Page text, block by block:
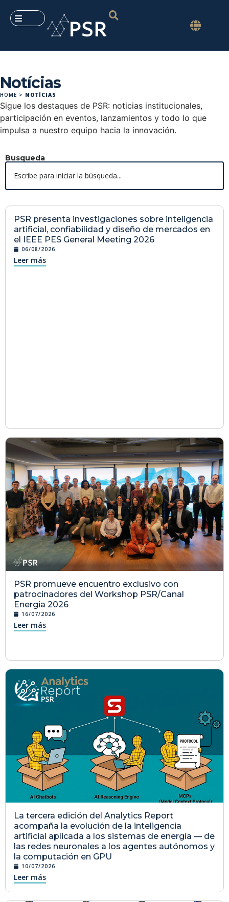
Notícias
HOME > NOTÍCIAS
Sigue los destaques de PSR: noticias institucionales,
participación en eventos, lanzamientos y todo lo que
impulsa a nuestro equipo hacia la innovación.
Busqueda
PSR presenta investigaciones sobre inteligencia
artificial, confiabilidad y diseño de mercados en
el IEEE PES General Meeting 2026
06/08/2026
Leer más
PSR promueve encuentro exclusivo con
patrocinadores del Workshop PSR/Canal
Energia 2026
16/07/2026
Leer más
La tercera edición del Analytics Report
acompaña la evolución de la inteligencia
artificial aplicada a los sistemas de energía — de
las redes neuronales a los agentes autónomos y
la computación en GPU
10/07/2026
Leer más